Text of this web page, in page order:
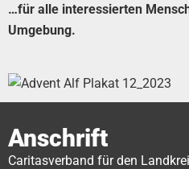
…für alle interessierten
Umgebung.
Anschrift
Caritasverband für den